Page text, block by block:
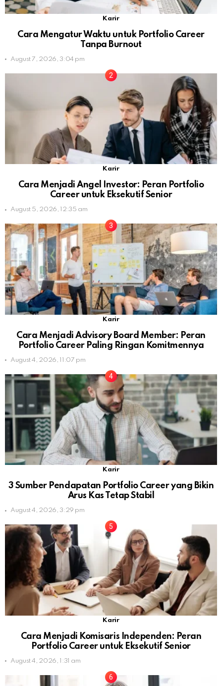
Karir
Cara Mengatur Waktu untuk Portfolio Career
Tanpa Burnout
August 7, 2026, 3:04 pm
Karir
Cara Menjadi Angel Investor: Peran Portfolio
Career untuk Eksekutif Senior
August 5, 2026, 12:35 am
Karir
Cara Menjadi Advisory Board Member: Peran
Portfolio Career Paling Ringan Komitmennya
August 4, 2026, 11:07 pm
Karir
3 Sumber Pendapatan Portfolio Career yang Bikin
Arus Kas Tetap Stabil
August 4, 2026, 3:29 pm
Karir
Cara Menjadi Komisaris Independen: Peran
Portfolio Career untuk Eksekutif Senior
August 4, 2026, 1:31 am